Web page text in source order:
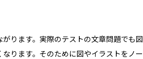
ります。実際のテストの文章問題でも
ります。そのために図やイラストをノ